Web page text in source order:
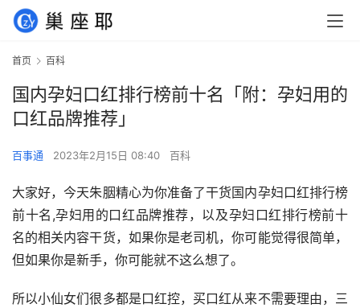
首页 百科
国内孕妇口红排行榜前十名「附：孕妇用的
口红品牌推荐」
百事通 2023年2月15日 08:40 百科
大家好，今天朱胭精心为你准备了干货国内孕妇口红排行榜
前十名,孕妇用的口红品牌推荐，以及孕妇口红排行榜前十
名的相关内容干货，如果你是老司机，你可能觉得很简单，
但如果你是新手，你可能就不这么想了。
所以小仙女们很多都是口红控，买口红从来不需要理由，三